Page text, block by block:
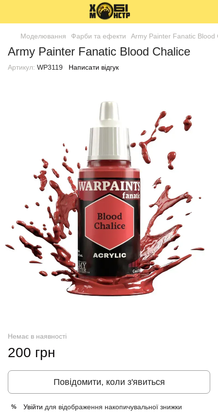
Моделювання Фарби та ефекти Army Painter Fanatic Blood
Army Painter Fanatic Blood Chalice
Артикул: WP3119 Написати відгук
Немає в наявності
200 грн
Повідомити, коли з'явиться
% Увійти для відображення накопичувальної знижки